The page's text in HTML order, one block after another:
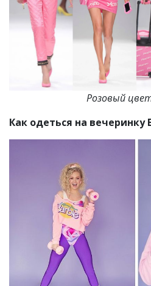
Розовый
Как одеться на